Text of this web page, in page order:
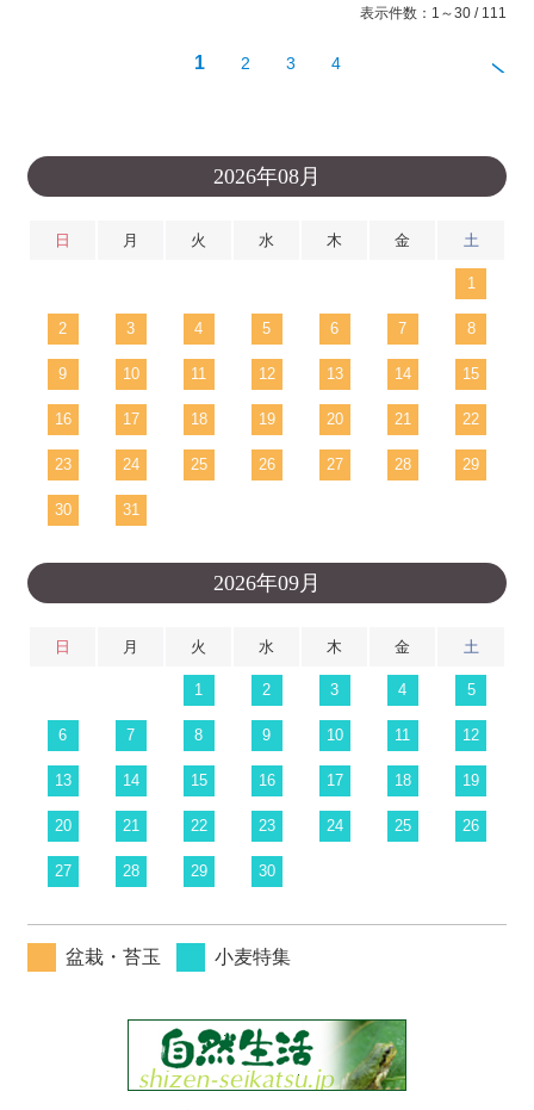
表示件数：1～30 / 111
1 2 3 4
2026年08月
日 月 火 水 木 金 土
1
2 3 4 5 6 7 8
9 10 11 12 13 14 15
16 17 18 19 20 21 22
23 24 25 26 27 28 29
30 31
2026年09月
日 月 火 水 木 金 土
1 2 3 4 5
6 7 8 9 10 11 12
13 14 15 16 17 18 19
20 21 22 23 24 25 26
27 28 29 30
盆栽・苔玉 小麦特集